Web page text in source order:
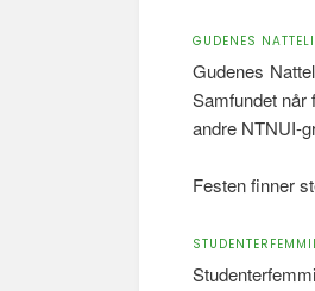
GUDENES
Gudenes
Samfundet når
andre NTNUI-
Festen finner